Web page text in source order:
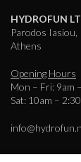
HYDROFUN
Parodos Iasiou,
Athens
Opening Hours
Mon – Fri: 9am
Sat: 10am –